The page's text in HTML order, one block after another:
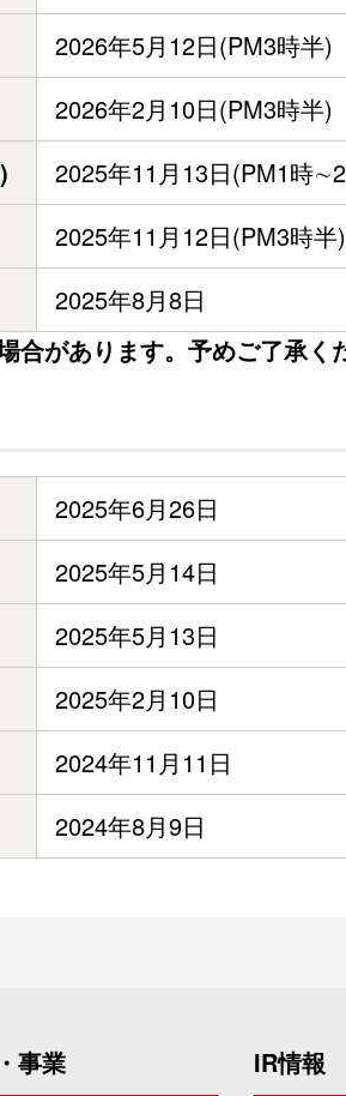
2026年5月12日(PM3時半)
2026年2月10日(PM3時半)
2025年11月13日(PM1時
2025年11月12日(PM3時半)
2025年8月8日
合があります。予めご了承く
2025年6月26日
2025年5月14日
2025年5月13日
2025年2月10日
2024年11月11日
2024年8月9日
事業 IR情報